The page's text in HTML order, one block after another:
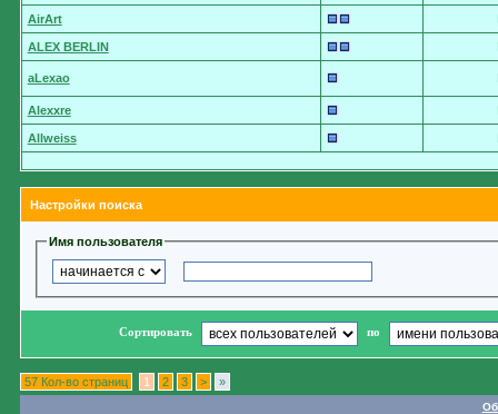
AirArt
ALEX BERLIN
aLexao
Alexxre
Allweiss
Настройки поиска
Имя пользователя
Сортировать по
57 Кол-во страниц 1 2 3 > »